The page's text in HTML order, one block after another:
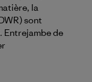
la
sont
Entrejambe de